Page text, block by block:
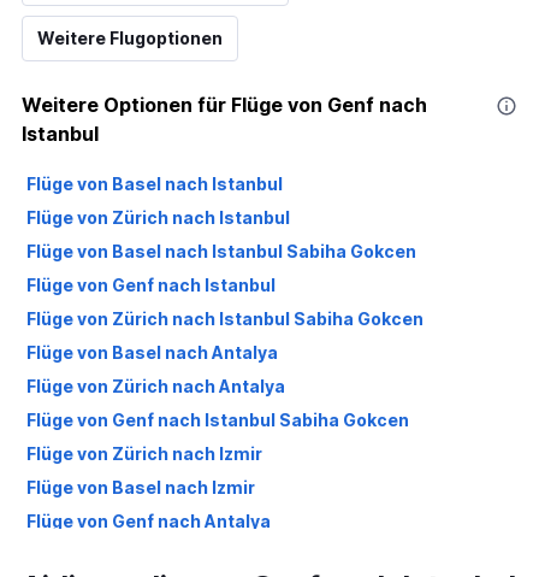
Weitere Flugoptionen
Weitere Optionen für Flüge von Genf nach
Istanbul
Flüge von Basel nach Istanbul
Flüge von Zürich nach Istanbul
Flüge von Basel nach Istanbul Sabiha Gokcen
Flüge von Genf nach Istanbul
Flüge von Zürich nach Istanbul Sabiha Gokcen
Flüge von Basel nach Antalya
Flüge von Zürich nach Antalya
Flüge von Genf nach Istanbul Sabiha Gokcen
Flüge von Zürich nach Izmir
Flüge von Basel nach Izmir
Flüge von Genf nach Antalya